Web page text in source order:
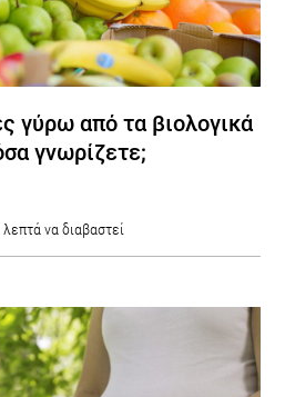
γύρω από τα βιολογικά
γνωρίζετε;
λεπτά να διαβαστεί